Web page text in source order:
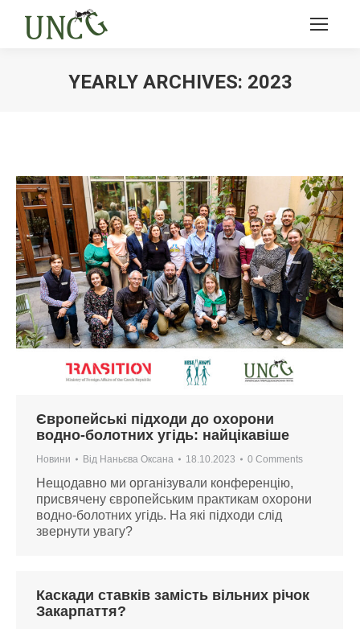
YEARLY ARCHIVES: 2023
Європейські підходи до охорони
водно-болотних угідь: найцікавіше
Новини Від Наньєва Оксана 18.10.2023 0 Comments
Нещодавно ми організували конференцію,
присвячену європейським практикам охорони
водно-болотних угідь. На які підходи слід
звернути увагу?
Каскади ставків замість вільних річок
Закарпаття?